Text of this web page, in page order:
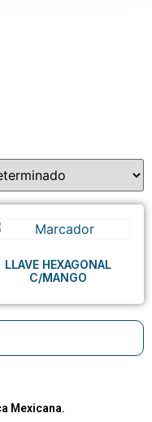
Mexicana.
LLAVE HEXAGONAL
C/MANGO